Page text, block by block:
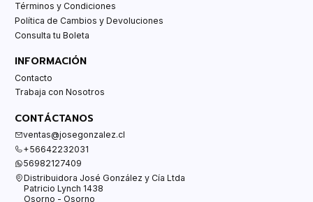
Términos y Condiciones
Política de Cambios y Devoluciones
Consulta tu Boleta
INFORMACIÓN
Contacto
Trabaja con Nosotros
CONTÁCTANOS
ventas@josegonzalez.cl
+56642232031
56982127409
Distribuidora José González y Cía Ltda
Patricio Lynch 1438
Osorno - Osorno